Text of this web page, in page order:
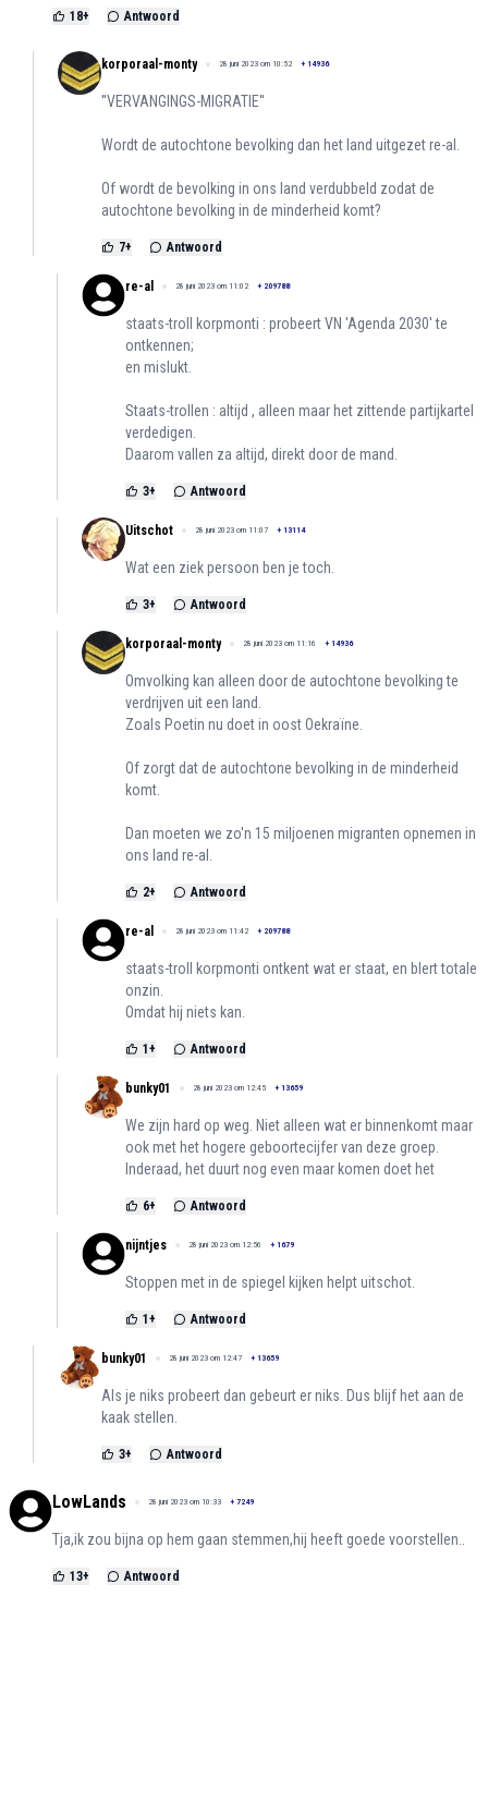
18+ Antwoord
korporaal-monty 28 juni 2023 om 10:52 + 14936
''VERVANGINGS-MIGRATIE''
Wordt de autochtone bevolking dan het land uitgezet re-al.
Of wordt de bevolking in ons land verdubbeld zodat de
autochtone bevolking in de minderheid komt?
7+ Antwoord
re-al 28 juni 2023 om 11:02 + 209788
staats-troll korpmonti : probeert VN 'Agenda 2030' te
ontkennen;
en mislukt.
Staats-trollen : altijd , alleen maar het zittende partijkartel
verdedigen.
Daarom vallen za altijd, direkt door de mand.
3+ Antwoord
Uitschot 28 juni 2023 om 11:07 + 13114
Wat een ziek persoon ben je toch.
3+ Antwoord
korporaal-monty 28 juni 2023 om 11:16 + 14936
Omvolking kan alleen door de autochtone bevolking te
verdrijven uit een land.
Zoals Poetin nu doet in oost Oekraïne.
Of zorgt dat de autochtone bevolking in de minderheid
komt.
Dan moeten we zo'n 15 miljoenen migranten opnemen in
ons land re-al.
2+ Antwoord
re-al 28 juni 2023 om 11:42 + 209788
staats-troll korpmonti ontkent wat er staat, en blert totale
onzin.
Omdat hij niets kan.
1 + Antwoord
bunky01 28 juni 2023 om 12:45 + 13659
We zijn hard op weg. Niet alleen wat er binnenkomt maar
ook met het hogere geboortecijfer van deze groep.
Inderaad, het duurt nog even maar komen doet het
6+ Antwoord
nijntjes 28 juni 2023 om 12:56 + 1679
Stoppen met in de spiegel kijken helpt uitschot.
1 + Antwoord
bunky01 28 juni 2023 om 12:47 + 13659
Als je niks probeert dan gebeurt er niks. Dus blijf het aan de
kaak stellen.
3+ Antwoord
LowLands 28 juni 2023 om 10:33 + 7249
Tja,ik zou bijna op hem gaan stemmen,hij heeft goede voorstellen..
13+ Antwoord